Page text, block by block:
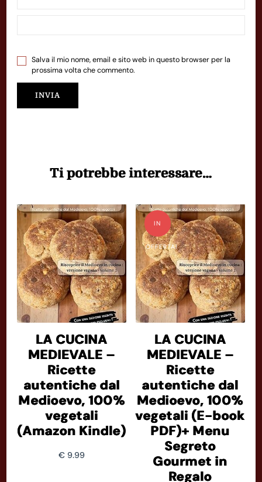
Salva il mio nome, email e sito web in questo browser per la
prossima volta che commento.
Ti potrebbe interessare…
LA CUCINA
MEDIEVALE –
Ricette
autentiche dal
Medioevo, 100%
vegetali
(Amazon Kindle)
€ 9.99
IN
OFFERTA!
LA CUCINA
MEDIEVALE –
Ricette
autentiche dal
Medioevo, 100%
vegetali (E-book
PDF)+ Menu
Segreto
Gourmet in
Regalo